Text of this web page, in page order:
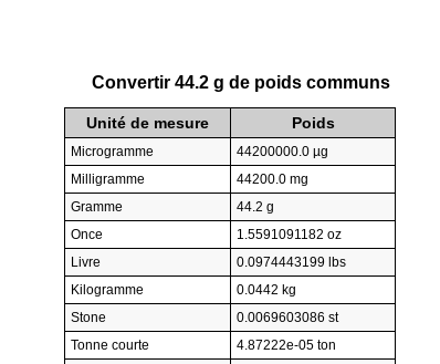
Convertir 44.2 g de poids communs
Unité de mesure Poids
Microgramme
44200000.0 µg
Milligramme
44200.0 mg
Gramme
44.2 g
Once
1.5591091182 oz
Livre
0.0974443199 lbs
Kilogramme
0.0442 kg
Stone
0.0069603086 st
Tonne courte
4.87222e-05 ton